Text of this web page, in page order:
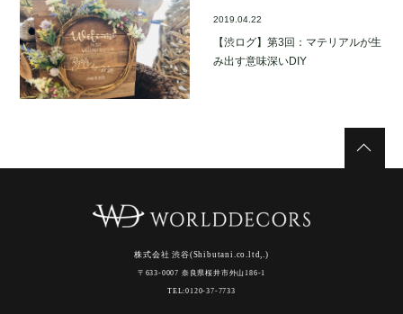
2019.04.22
【渋ログ】第3回：マテリアルが生
み出す意味深いDIY
株式会社 渋谷(Shibutani.co.ltd,.)
〒633-0007 奈良県桜井市外山186-1
TEL:0120-37-7733